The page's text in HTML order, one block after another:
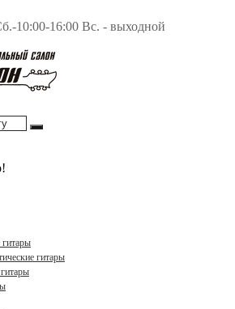
10:00-16:00 Вс. - выходной
гитары
гитары